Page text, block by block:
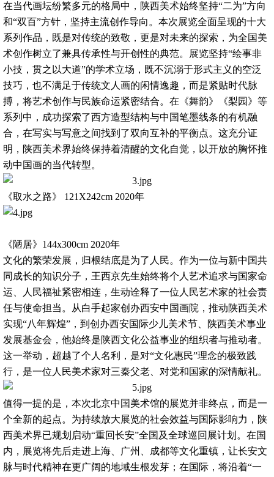
在当代画坛纷繁多元的格局中，陕西美术始终坚持“二为”方向
和“双百”方针，坚持主流创作导向。本次展览全面呈现的十大
系列作品，既是对传统的致敬，更是对未来的探索，为全国美
术创作树立了兼具传承性与开创性的典范。展览坚持“绘事非
小技，贯之以大道”的学术立场，既不沉溺于形式主义的空泛
技巧，也不满足于传统文人画的闲情逸趣，而是紧贴时代脉
搏，将艺术创作与民族命运紧密结合。在《舞韵》《梨园》等
系列中，成功探索了西方造型结构与中国笔墨线条的有机融
合，在写实与写意之间找到了双向互补的平衡点。这充分证
明，陕西美术界始终保持着清醒的文化自觉，以开放的胸怀推
动中国画的当代转型。
《取水之路》 121X242cm 2020年
《陋居》144x300cm 2020年
文化的繁荣发展，归根结底是为了人民。作为一位与新中国共
同成长的知识分子，王西京先生始终将个人艺术追求与国家命
运、人民福祉紧密相连，生动诠释了一位人民艺术家的社会责
任与使命担当。从白手起家创办西安中国画院，推动陕西美术
实现“八年辉煌”，到创办西安国际少儿美术节、陕西美术事业
发展基金会，他始终是陕西文化公益事业的组织者与推动者。
这一举动，超越了个人名利，是对“文化惠民”理念的极致践
行，是一位人民美术家对三秦父老、对党和国家的深情献礼。
值得一提的是，本次北京中国美术馆的展览并非终点，而是一
个全新的起点。为持续放大展览的社会效益与国际影响力，陕
西美术界已规划启动“重回长安”全国及全球巡回展计划。在国
内，展览将先后走进上海、广州、成都等文化重镇，让长安文
脉与时代精神在更广阔的地域生根发芽；在国际，将沿着“一